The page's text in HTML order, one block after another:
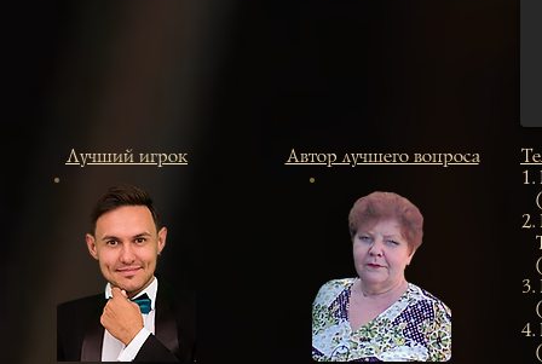
Лучший игрок Автор лучшего вопроса
1.
3.
4.